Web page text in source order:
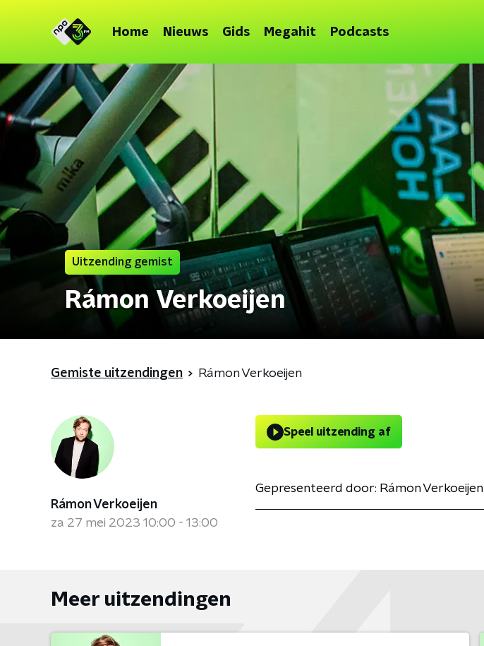
Home Nieuws Gids Megahit Podcasts
Uitzending gemist
Rámon Verkoeijen
Gemiste uitzendingen Rámon Verkoeijen
Rámon Verkoeijen
za 27 mei 2023 10:00 - 13:00
Speel uitzending af
Gepresenteerd door: Rámon Verkoeijen
Meer uitzendingen